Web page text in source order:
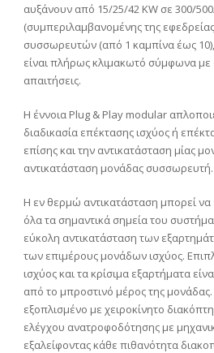
αυξάνουν από 15/25/42 KW σε 300/
(συμπεριλαμβανομένης της
συσσωρευτών (από 1 καμπίνα έως
είναι πλήρως κλιμακωτό σύμφωνα
απαιτήσεις.
Η έννοια Plug & Play modular
διαδικασία επέκτασης ισχύος ή
επίσης και την αντικατάσταση μίας
αντικατάσταση μονάδας συσσωρευτή.
Η εν θερμώ αντικατάσταση μπορεί
όλα τα σημαντικά σημεία του
εύκολη αντικατάσταση των
των επιμέρους μονάδων ισχύος.
ισχύος και τα κρίσιμα εξαρτήματα
από το μπροστινό μέρος της
εξοπλισμένο με χειροκίνητο
ελέγχου ανατροφοδότησης με
εξαλείφοντας κάθε πιθανότητα